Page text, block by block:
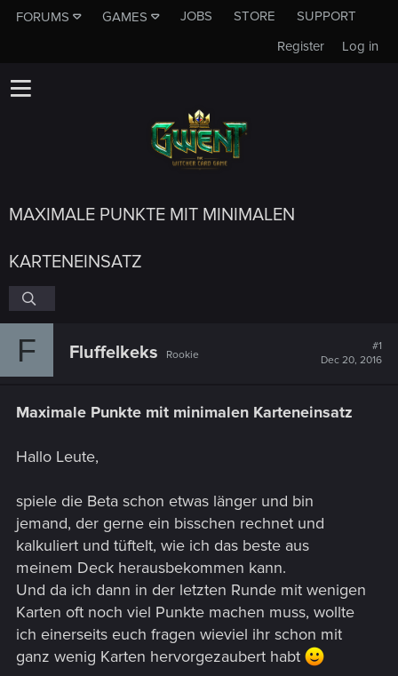
FORUMS GAMES JOBS STORE
SUPPORT
Log in
Register
MAXIMALE PUNKTE MIT MINIMALEN
KARTENEINSATZ
F Fluffelkeks Rookie
#1
Dec 20, 2016
Maximale Punkte mit minimalen Karteneinsatz
Hallo Leute,
spiele die Beta schon etwas länger und bin
jemand, der gerne ein bisschen rechnet und
kalkuliert und tüftelt, wie ich das beste aus
meinem Deck herausbekommen kann.
Und da ich dann in der letzten Runde mit wenigen
Karten oft noch viel Punkte machen muss, wollte
ich einerseits euch fragen wieviel ihr schon mit
ganz wenig Karten hervorgezaubert habt